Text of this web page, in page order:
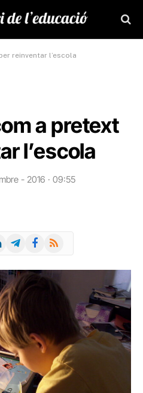
reinventar l’escola
a pretext
l’escola
- 2016 · 09:55
TelegramFacebook
RSS